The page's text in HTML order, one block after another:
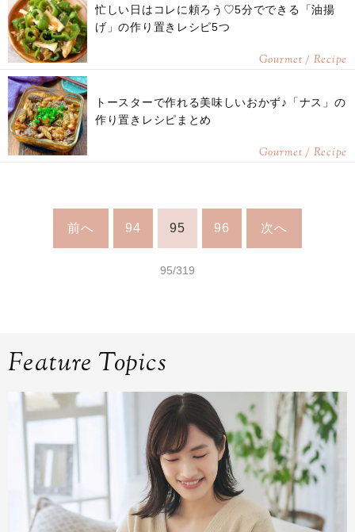
忙しい日はコレに頼ろう♡5分でできる「油揚
げ」の作り置きレシピ5つ
Gourmet / Recipe
トースターで作れる美味しいおかず♪「ナス」の
作り置きレシピまとめ
Gourmet / Recipe
前へ 94 95 96 次へ
95/319
Feature Topics